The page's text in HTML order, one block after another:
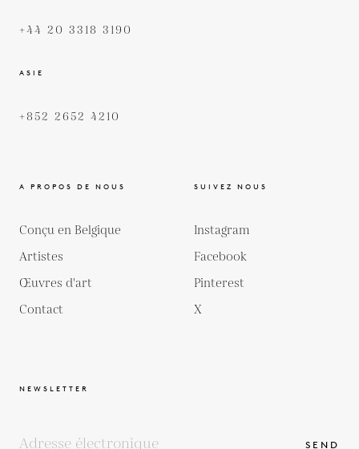
+44 20 3318 3190
ASIE
+852 2652 4210
A PROPOS DE NOUS
Conçu en Belgique
Artistes
Œuvres d'art
Contact
SUIVEZ NOUS
Instagram
Facebook
Pinterest
X
NEWSLETTER
SEND